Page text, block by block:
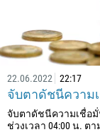
22.06.2022 22:17
จับตาดัชนีความ
จับตาดัชนีความเชื่อ
ช่วงเวลา 04:00 น. ต
257
855
237
1
238